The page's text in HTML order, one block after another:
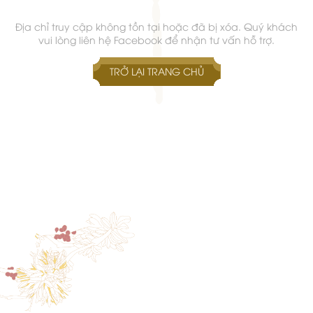
Địa chỉ truy cập không tồn tại hoặc đã bị xóa. Quý khách
vui lòng liên hệ Facebook để nhận tư vấn hỗ trợ.
TRỞ LẠI TRANG CHỦ